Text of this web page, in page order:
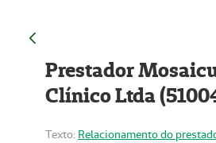
Prestador
Clínico Ltda
Texto: Relacionamento do